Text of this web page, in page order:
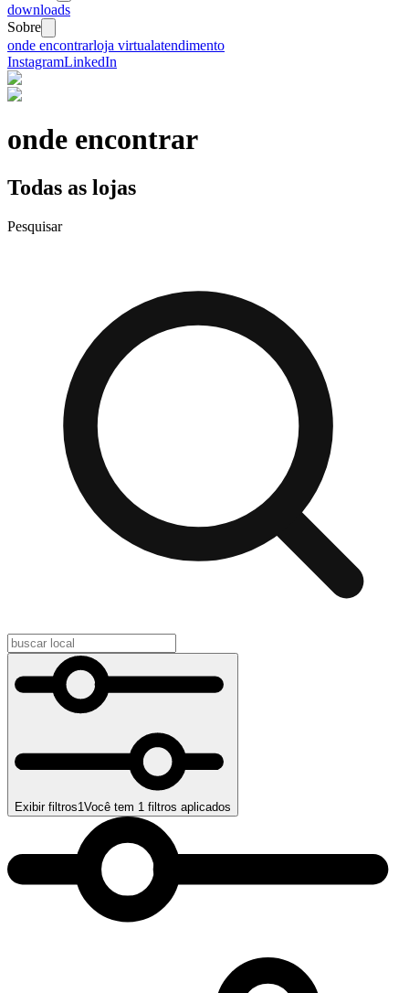
downloads
Sobre
onde encontrarloja virtualatendimento
InstagramLinkedIn
onde encontrar
Todas as lojas
Pesquisar
Exibir filtros1Você tem 1 filtros aplicados